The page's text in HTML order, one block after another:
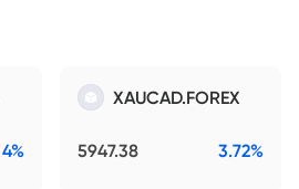
4%
XAUCAD.FOREX
5947.38 3.72%